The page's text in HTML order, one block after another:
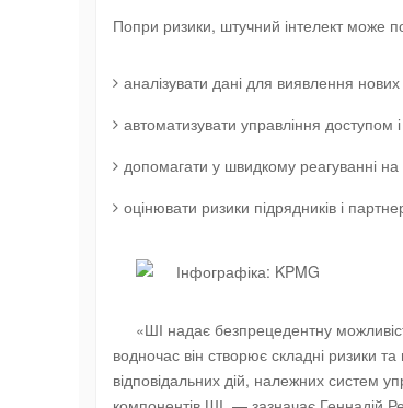
Попри ризики, штучний інтелект може
аналізувати дані для виявлення
автоматизувати управління доступом
допомагати у швидкому реагуванні на
оцінювати ризики підрядників і
«ШІ надає безпрецедентну
водночас він створює складні ризики
відповідальних дій, належних систем